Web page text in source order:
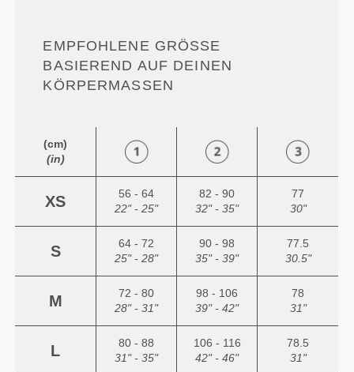
EMPFOHLENE GRÖSSE B
ASIEREND AUF DEINEN K
ÖRPERMASSEN
(cm)
(in)
XS
56 - 64
22" - 25"
82 - 90
32" - 35"
77
30"
S
64 - 72
25" - 28"
90 - 98
35" - 39"
77.5
30.5"
M
72 - 80
28" - 31"
98 - 106
39" - 42"
78
31"
L
80 - 88
31" - 35"
106 - 116
42" - 46"
78.5
31"